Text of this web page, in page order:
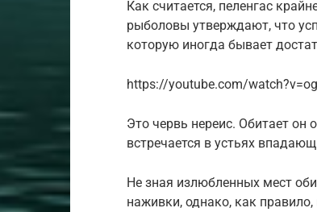
Как считается, пеленгас
рыболовы утверждают, что
которую иногда бывает
https://youtube.com/
Это червь нереис. Обитает он
встречается в устьях
Не зная излюбленных мест
наживки, однако, как